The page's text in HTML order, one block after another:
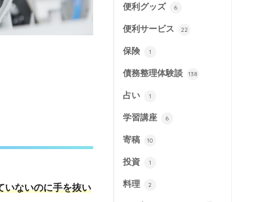
いないのに手を抜い
便利グッズ 6
便利サービス 22
保険 1
債務整理体験談 138
占い 1
学習講座 6
寄稿 10
投資 1
料理 2